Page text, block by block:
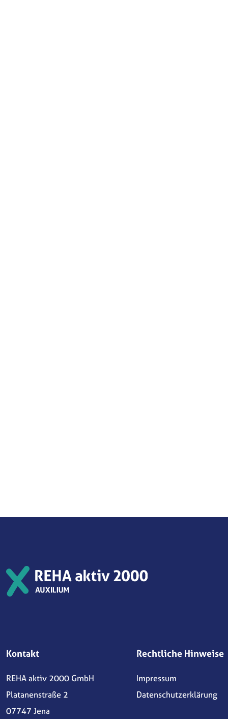
Kontakt
REHA aktiv 2000 GmbH
Platanenstraße 2
07747 Jena
Rechtliche Hinweise
Impressum
Datenschutzerklärung